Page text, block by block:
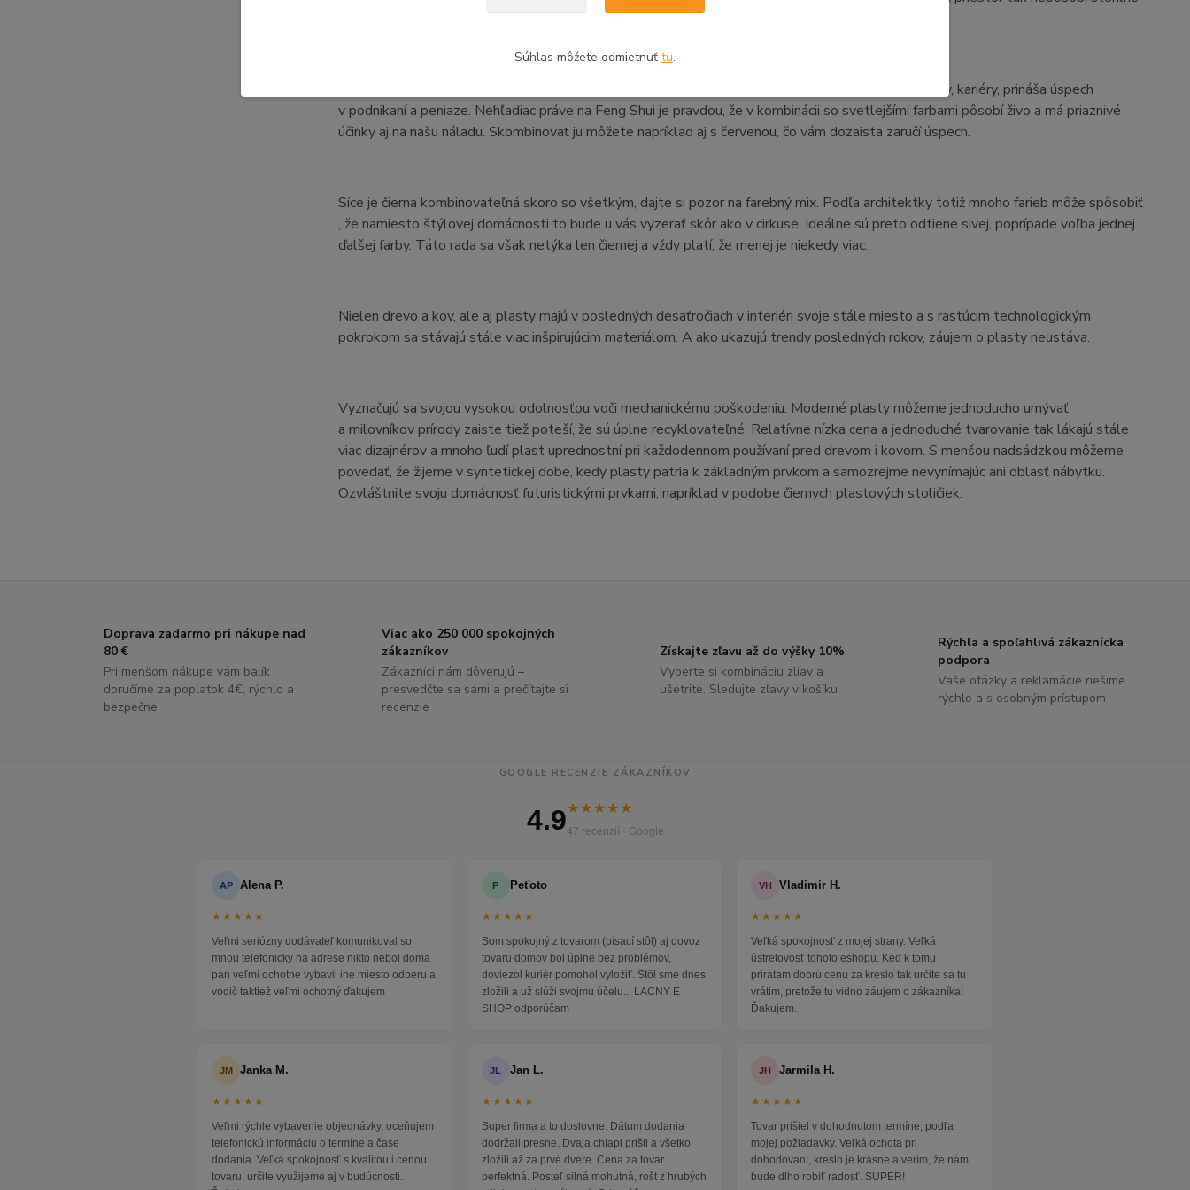
Táto farba dokonca nadobúda kladný význam aj vo Feng Shui, kde je považovaná za farbu kontaktov, kariéry, prináša úspech
v podnikaní a peniaze. Nehľadiac práve na Feng Shui je pravdou, že v kombinácii so svetlejšími farbami pôsobí živo a má priaznivé
účinky aj na našu náladu. Skombinovať ju môžete napríklad aj s červenou, čo vám dozaista zaručí úspech.
Síce je čierna kombinovateľná skoro so všetkým, dajte si pozor na farebný mix. Podľa architektky totiž mnoho farieb môže spôsobiť
, že namiesto štýlovej domácnosti to bude u vás vyzerať skôr ako v cirkuse. Ideálne sú preto odtiene sivej, poprípade voľba jednej
ďalšej farby. Táto rada sa však netýka len čiernej a vždy platí, že menej je niekedy viac.
Nielen drevo a kov, ale aj plasty majú v posledných desaťročiach v interiéri svoje stále miesto a s rastúcim technologickým
pokrokom sa stávajú stále viac inšpirujúcim materiálom. A ako ukazujú trendy posledných rokov, záujem o plasty neustáva.
Vyznačujú sa svojou vysokou odolnosťou voči mechanickému poškodeniu. Moderné plasty môžeme jednoducho umývať
a milovníkov prírody zaiste tiež poteší, že sú úplne recyklovateľné. Relatívne nízka cena a jednoduché tvarovanie tak lákajú stále
viac dizajnérov a mnoho ľudí plast uprednostní pri každodennom používaní pred drevom i kovom. S menšou nadsádzkou môžeme
povedať, že žijeme v syntetickej dobe, kedy plasty patria k základným prvkom a samozrejme nevynímajúc ani oblasť nábytku.
Ozvláštnite svoju domácnosť futuristickými prvkami, napríklad v podobe čiernych plastových stoličiek.
Doprava zadarmo pri nákupe nad
80 €
Pri menšom nákupe vám balík
doručíme za poplatok 4€, rýchlo a
bezpečne
Viac ako 250 000 spokojných
zákazníkov
Zákazníci nám dôverujú –
presvedčte sa sami a prečítajte si
recenzie
Získajte zľavu až do výšky 10%
Vyberte si kombináciu zliav a
ušetrite. Sledujte zľavy v košíku
Rýchla a spoľahlivá zákaznícka
podpora
Vaše otázky a reklamácie riešime
rýchlo a s osobným prístupom
GOOGLE RECENZIE ZÁKAZNÍKOV
4.9★★★★★
47 recenzií · Google
AP Alena P.
★★★★★
Veľmi seriózny dodávateľ komunikoval so
mnou telefonicky na adrese nikto nebol doma
pán veľmi ochotne vybavil iné miesto odberu a
vodič taktiež veľmi ochotný ďakujem
P Peťoto
★★★★★
Som spokojný z tovarom (písací stôl) aj dovoz
tovaru domov bol úplne bez problémov,
doviezol kuriér pomohol vyložiť. Stôl sme dnes
zložili a už slúži svojmu účelu... LACNY E
SHOP odporúčam
VH Vladimir H.
★★★★★
Veľká spokojnosť z mojej strany. Veľká
ústretovosť tohoto eshopu. Keď k tomu
prirátam dobrú cenu za kreslo tak určite sa tu
vrátim, pretože tu vidno záujem o zákazníka!
Ďakujem.
JM Janka M.
★★★★★
Veľmi rýchle vybavenie objednávky, oceňujem
telefonickú informáciu o termíne a čase
dodania. Veľká spokojnosť s kvalitou i cenou
tovaru, určite využijeme aj v budúcnosti.
JL Jan L.
★★★★★
Super firma a to doslovne. Dátum dodania
dodržali presne. Dvaja chlapi prišli a všetko
zložili až za prvé dvere. Cena za tovar
perfektná. Posteľ silná mohutná, rošt z hrubých
JH Jarmila H.
★★★★★
Tovar prišiel v dohodnutom termíne, podľa
mojej požiadavky. Veľká ochota pri
dohodovaní, kreslo je krásne a verím, že nám
bude dlho robiť radosť. SUPER!
Súhlas môžete odmietnuť tu.